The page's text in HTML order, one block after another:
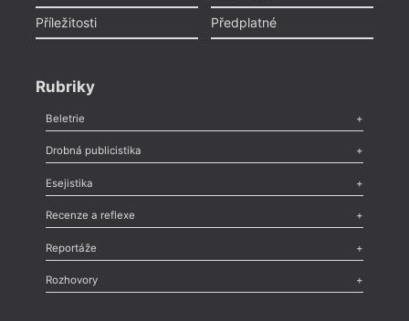
Příležitosti
Předplatné
Rubriky
Beletrie
Poezie,Próza,Dokumenty
Drobná publicistika
Odlesk
Nekrolog,Glosa,Sloupek,Pozvánka,Literární soutěž,
Esejistika
Esej ,Pádlo,Úvaha
Recenze a reflexe
Recenze
Méně slov o próze,Celá rubrika
Reportáže
Literární zítřky
Celá rubrika
Rozhovory